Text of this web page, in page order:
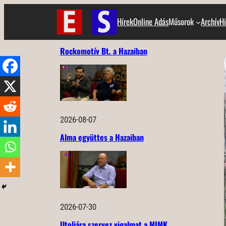
HírekOnline AdásMűsorok Archív
Rockomotív Bt. a Hazaiban
2026-08-07
Alma együttes a Hazaiban
2026-07-30